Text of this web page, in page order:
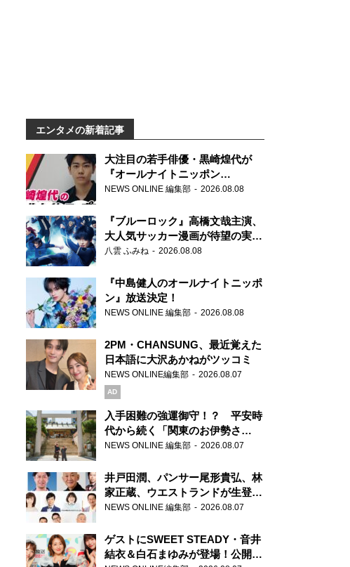
エンタメの新着記事
大注目の若手俳優・黒崎煌代が
『オールナイトニッポン
0(ZERO)』に初登場「今からとて
NEWS ONLINE 編集部 2026.08.08
『ブルーロック』高橋文哉主演、
大人気サッカー漫画が待望の実写
映画に
八雲 ふみね 2026.08.08
『中島健人のオールナイトニッポ
ン』放送決定！
NEWS ONLINE 編集部 2026.08.08
2PM・CHANSUNG、最近覚えた
日本語に大沢あかねがツッコミ
NEWS ONLINE編集部 2026.08.07
AD
入手困難の強運御守！？ 平安時
代から続く「関東のお伊勢さ
ま」、芝大神宮にてランパンプス
NEWS ONLINE 編集部 2026.08.07
井戸田潤、パンサー尾形貴弘、林
家正蔵、ウエストランドが生登
場！『ラジオビバリー昼ズ』
NEWS ONLINE 編集部 2026.08.07
ゲストにSWEET STEADY・音井
結衣＆白石まゆみが登場！公開収